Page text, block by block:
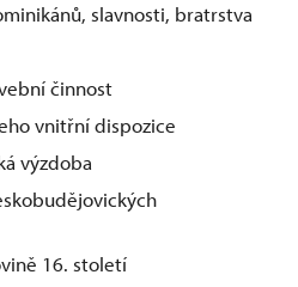
slavnosti, bratrstva
činnost
vnitřní dispozice
výzdoba
16. století